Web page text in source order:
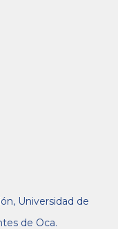
Universidad de
de Oca.